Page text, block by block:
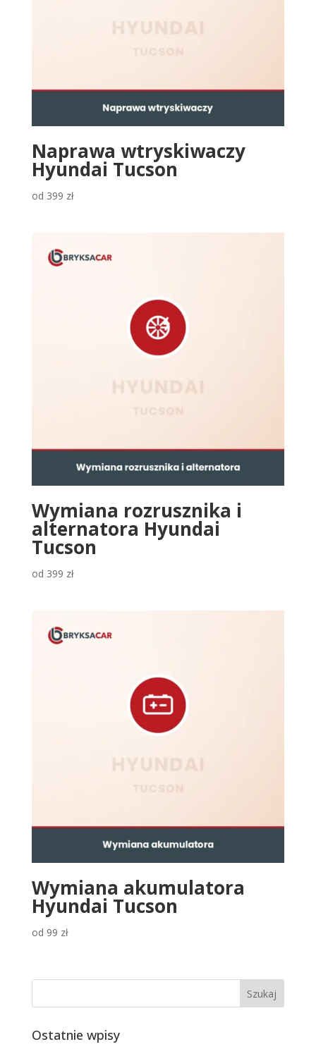
Naprawa wtryskiwaczy
Hyundai Tucson
od 399 zł
Wymiana rozrusznika i
alternatora Hyundai
Tucson
od 399 zł
Wymiana akumulatora
Hyundai Tucson
od 99 zł
Ostatnie wpisy